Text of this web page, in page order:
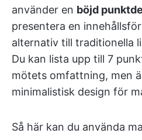
använder en böjd
presentera en
alternativ till traditionella
Du kan lista upp till 7
mötets omfattning, men
minimalistisk design för
Så här kan du använda